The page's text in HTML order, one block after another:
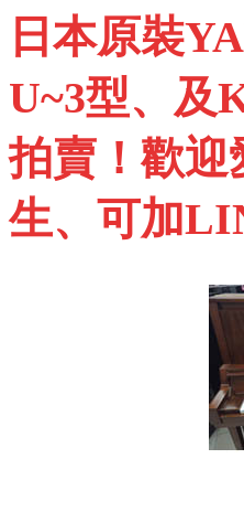
日本原裝
U~3型、及
拍賣！歡迎
生、可加